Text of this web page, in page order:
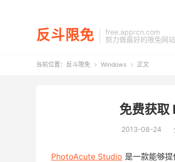
反斗限免
free.apprcn.com
努力做最好的限免网站
当前位置： 反斗限免  Windows  正文
免费获
2013-08-24
PhotoAcute Studio 是一款能够